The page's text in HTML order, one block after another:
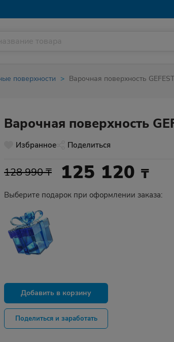
поверхности Варочная поверхность
Варочная поверхность
Избранное Поделиться
128 990 ₸ 125 120 ₸
Выберите подарок при оформлении заказа:
Добавить в корзину
Поделиться и заработать